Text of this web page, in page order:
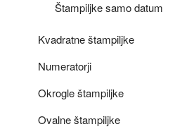
Štampiljke samo datum
Kvadratne štampiljke
Numeratorji
Okrogle štampiljke
Ovalne štampiljke